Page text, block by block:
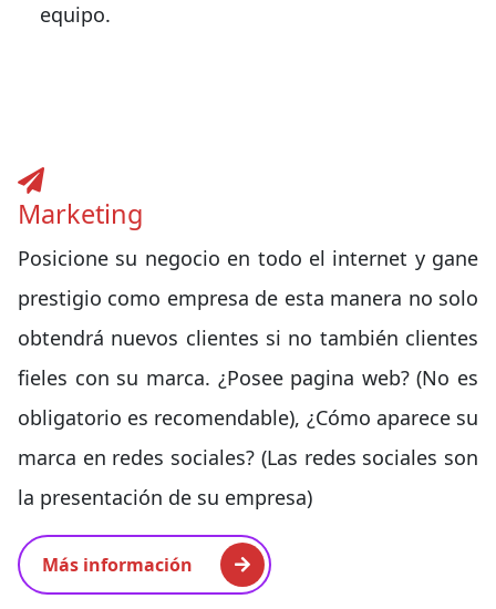
equipo.
Marketing
Posicione su negocio en todo el internet y gane
prestigio como empresa de esta manera no solo
obtendrá nuevos clientes si no también clientes
fieles con su marca. ¿Posee pagina web? (No es
obligatorio es recomendable), ¿Cómo aparece su
marca en redes sociales? (Las redes sociales son
la presentación de su empresa)
Más información